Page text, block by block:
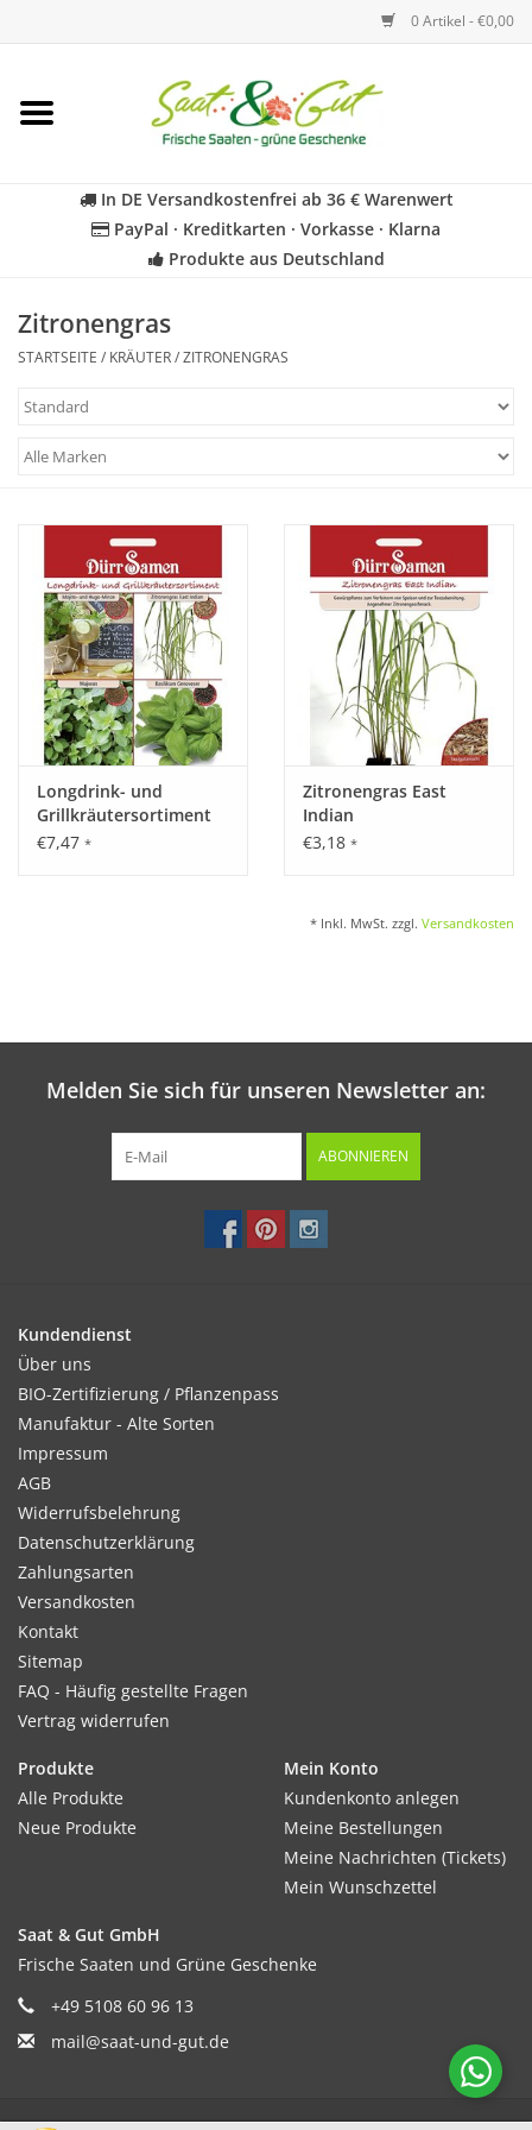
0 Artikel - €0,00
Startseite
Kräuter
Für Kinder
Katalog
In DE Versandkostenfrei ab 36 € Warenwert
PayPal · Kreditkarten · Vorkasse · Klarna
Produkte aus Deutschland
Zitronengras
STARTSEITE / KRÄUTER/ZITRONENGRAS
Longdrink- und
Grillkräutersortiment
€7,47 *
Zitronengras East
Indian
€3,18 *
* Inkl. MwSt. zzgl. Versandkosten
Melden Sie sich für unseren Newsletter an:
ABONNIEREN
Kundendienst
Über uns
BIO-Zertifizierung / Pflanzenpass
Manufaktur - Alte Sorten
Impressum
AGB
Widerrufsbelehrung
Datenschutzerklärung
Zahlungsarten
Versandkosten
Kontakt
Sitemap
FAQ - Häufig gestellte Fragen
Vertrag widerrufen
Produkte
Alle Produkte
Neue Produkte
Mein Konto
Kundenkonto anlegen
Meine Bestellungen
Meine Nachrichten (Tickets)
Mein Wunschzettel
Saat & Gut GmbH
Frische Saaten und Grüne Geschenke
+49 5108 60 96 13
mail@saat-und-gut.de